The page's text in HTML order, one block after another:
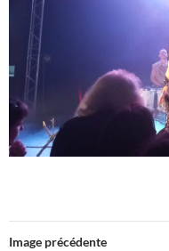
Image précédente